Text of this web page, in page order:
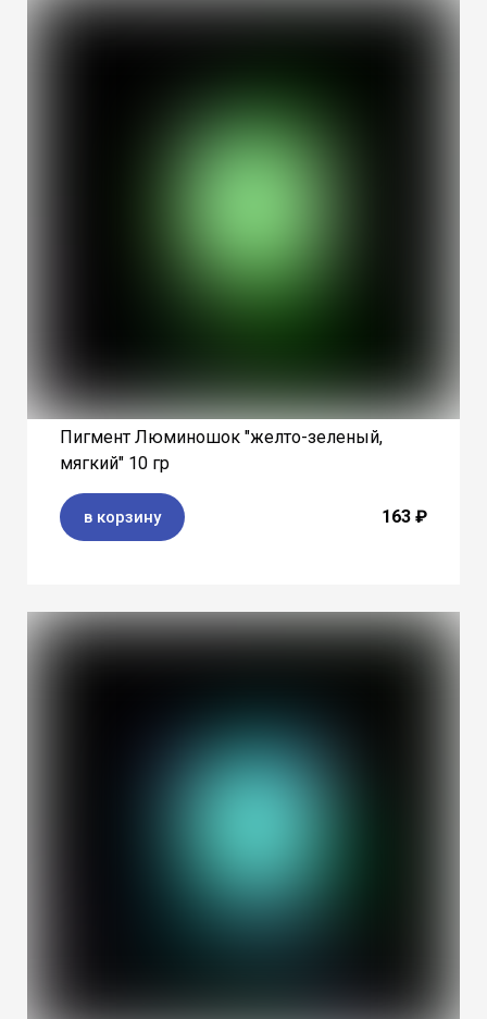
Пигмент Люминошок "желто-зеленый,
мягкий" 10 гр
в корзину 163 ₽